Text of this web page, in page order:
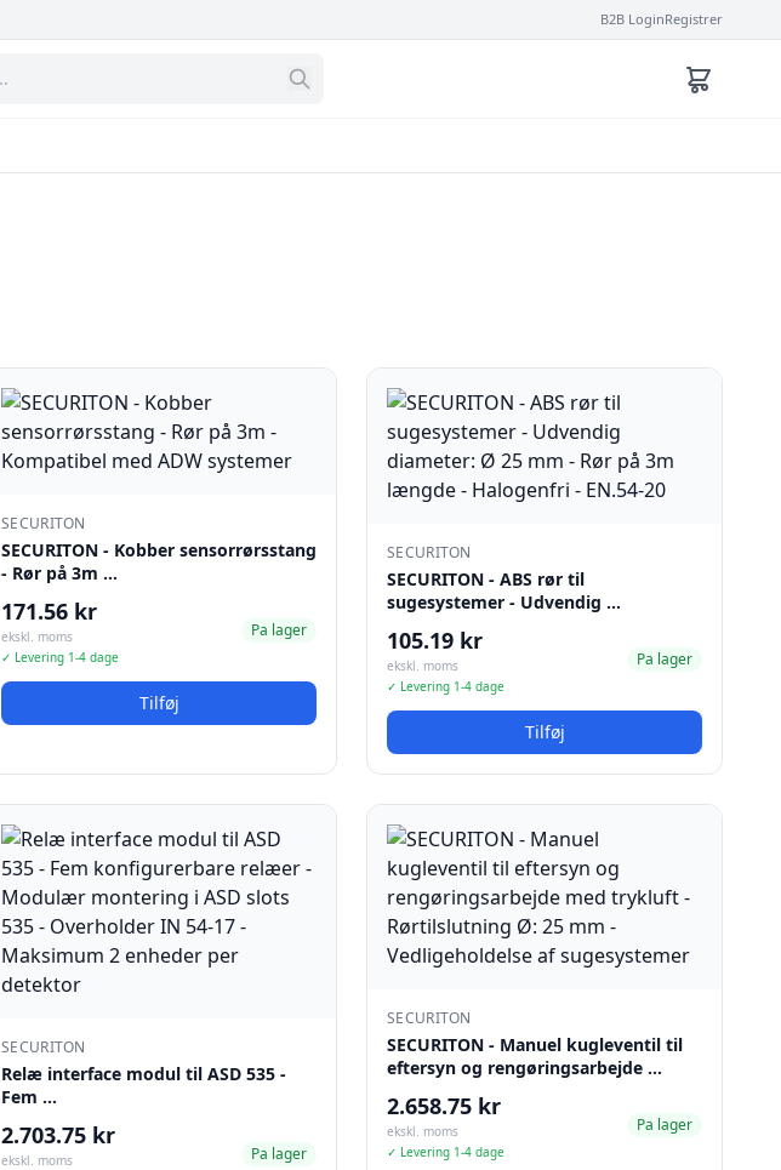
B2B LoginRegistrer
SECURITON
SECURITON - Kobber sensorrørsstang
- Rør på 3m …
171.56 kr
ekskl. moms
✓ Levering 1-4 dage
Pa lager
Tilføj
SECURITON
SECURITON - ABS rør til
sugesystemer - Udvendig …
105.19 kr
ekskl. moms
✓ Levering 1-4 dage
Pa lager
Tilføj
SECURITON
Relæ interface modul til ASD 535 -
Fem …
2.703.75 kr
ekskl. moms
Pa lager
SECURITON
SECURITON - Manuel kugleventil til
eftersyn og rengøringsarbejde …
2.658.75 kr
ekskl. moms
✓ Levering 1-4 dage
Pa lager